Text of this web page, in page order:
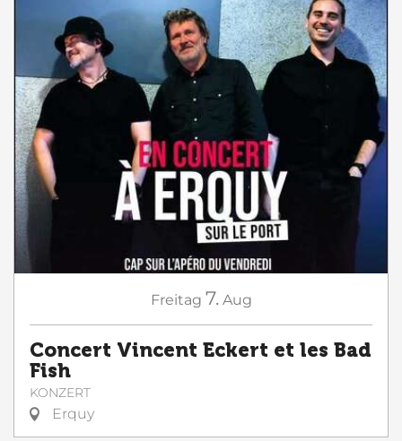
Freitag 7. Aug
Concert Vincent Eckert et les Bad
Fish
KONZERT
Erquy